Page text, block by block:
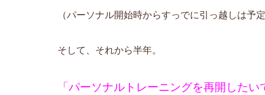
（パーソナル開始時からすっでに引っ越しは予
そして、それから半年。
「パーソナルトレーニングを再開したい